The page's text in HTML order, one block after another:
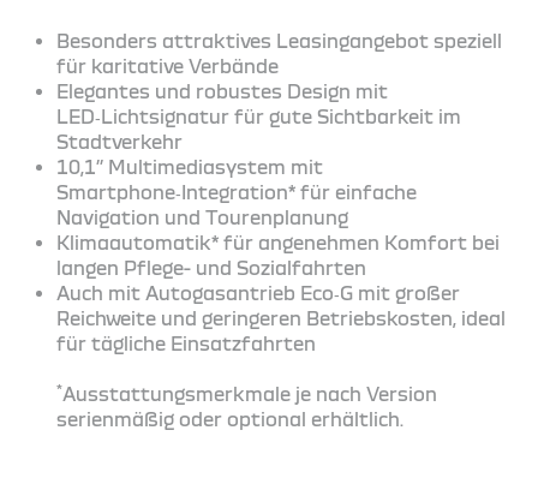
Besonders attraktives Leasingangebot speziell
für karitative Verbände
Elegantes und robustes Design mit
LED‑Lichtsignatur für gute Sichtbarkeit im
Stadtverkehr
10,1’’ Multimediasystem mit
Smartphone‑Integration* für einfache
Navigation und Tourenplanung
Klimaautomatik* für angenehmen Komfort bei
langen Pflege- und Sozialfahrten
Auch mit Autogasantrieb Eco‑G mit großer
Reichweite und geringeren Betriebskosten, ideal
für tägliche Einsatzfahrten
*Ausstattungsmerkmale je nach Version
serienmäßig oder optional erhältlich.